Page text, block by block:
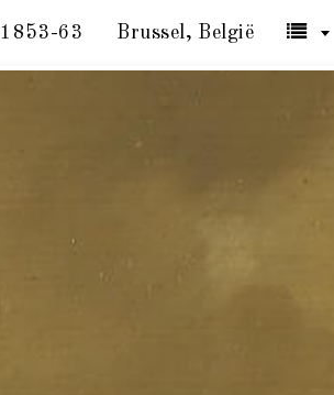
1853-63 Brussel, België